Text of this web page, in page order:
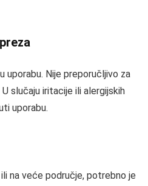
uporabu. Nije preporučljivo za
slučaju iritacije ili alergijskih
uporabu.
na veće područje, potrebno je